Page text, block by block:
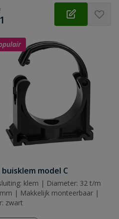
buisklem model C
klem | Diameter: 32 t/m
| Makkelijk monteerbaar |
zwart